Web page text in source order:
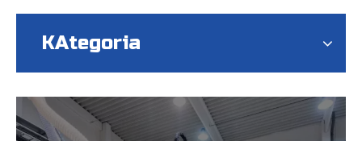
KAtegoria